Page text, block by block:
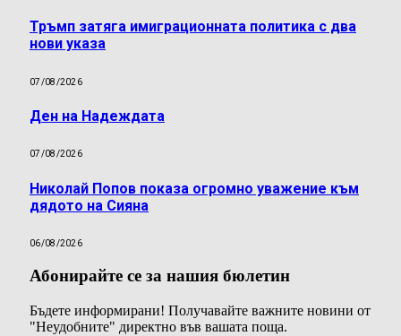
Тръмп затяга имиграционната политика с два
нови указа
07/08/2026
Ден на Надеждата
07/08/2026
Николай Попов показа огромно уважение към
дядото на Сияна
06/08/2026
Абонирайте се за нашия бюлетин
Бъдете информирани! Получавайте важните новини от
"Неудобните" директно във вашата поща.